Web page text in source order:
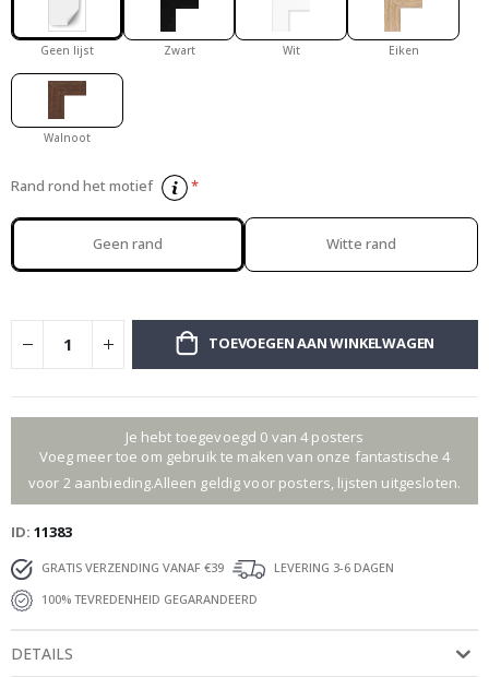
Geen lijst Zwart Wit Eiken
Walnoot
Rand rond het motief
Geen rand Witte rand
TOEVOEGEN AAN WINKELWAGEN
Je hebt toegevoegd 0 van 4 posters
Voeg meer toe om gebruik te maken van onze fantastische 4
voor 2 aanbieding.Alleen geldig voor posters, lijsten uitgesloten.
ID 11383
GRATIS VERZENDING VANAF €39
LEVERING 3-6 DAGEN
100% TEVREDENHEID GEGARANDEERD
DETAILS